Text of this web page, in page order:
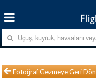
Fotoğraf Gezmeye Geri Dön